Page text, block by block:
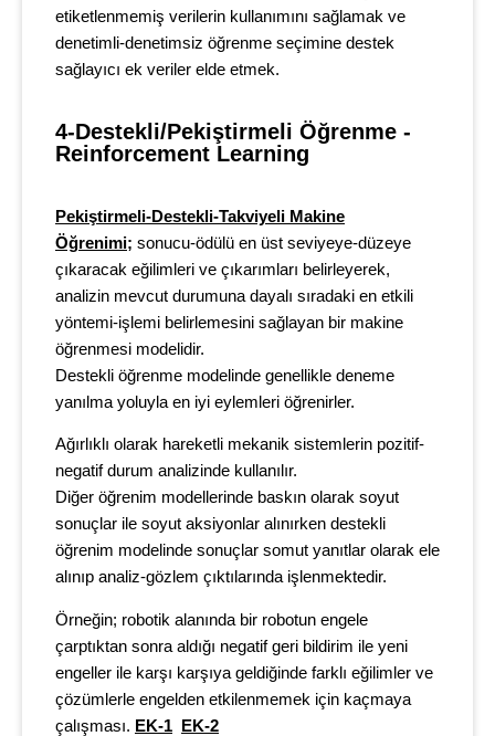
etiketlenmemiş verilerin kullanımını sağlamak ve
denetimli-denetimsiz öğrenme seçimine destek
sağlayıcı ek veriler elde etmek.
4-Destekli/Pekiştirmeli Öğrenme -
Reinforcement Learning
Pekiştirmeli-Destekli-Takviyeli Makine
Öğrenimi; sonucu-ödülü en üst seviyeye-düzeye
çıkaracak eğilimleri ve çıkarımları belirleyerek,
analizin mevcut durumuna dayalı sıradaki en etkili
yöntemi-işlemi belirlemesini sağlayan bir makine
öğrenmesi modelidir.
Destekli öğrenme modelinde genellikle deneme
yanılma yoluyla en iyi eylemleri öğrenirler.
Ağırlıklı olarak hareketli mekanik sistemlerin pozitif-
negatif durum analizinde kullanılır.
Diğer öğrenim modellerinde baskın olarak soyut
sonuçlar ile soyut aksiyonlar alınırken destekli
öğrenim modelinde sonuçlar somut yanıtlar olarak ele
alınıp analiz-gözlem çıktılarında işlenmektedir.
Örneğin; robotik alanında bir robotun engele
çarptıktan sonra aldığı negatif geri bildirim ile yeni
engeller ile karşı karşıya geldiğinde farklı eğilimler ve
çözümlerle engelden etkilenmemek için kaçmaya
çalışması. EK-1 EK-2